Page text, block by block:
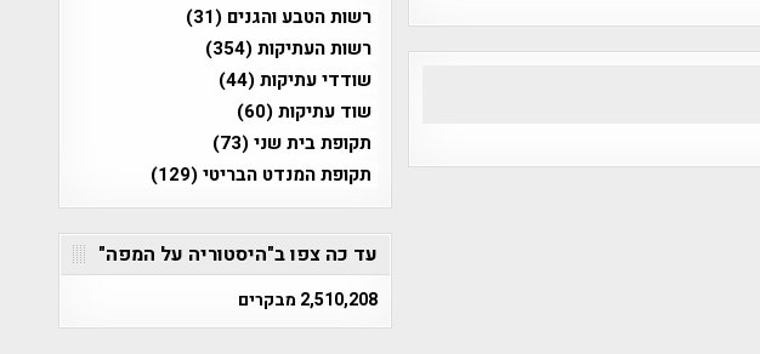
רשות הטבע והגנים (31)
רשות העתיקות(354)
שודדי עתיקות(44)
שוד עתיקות(60)
תקופת בית שני(73)
תקופת המנדט הבריטי(129)
עד כה צפו ב"היסטוריה על המפה"
2,510,208 מבקרים